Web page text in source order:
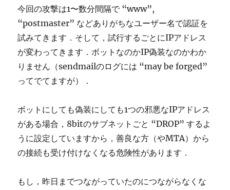
今回の攻撃は1〜数分間隔で “www”,
“postmaster” などありがちなユーザー名で認証を
試みてきます．そして，試行するごとにIPアドレス
が変わってきます．ボットなのかIP偽装なのかわか
りません（sendmailのログには “may be forged”
ってでてますが）．
ボットにしても偽装にしても1つの邪悪なIPアドレス
がある場合，8bitのサブネットごと “DROP” するよ
うに設定していますから，善良な方（やMTA）から
の接続も受け付けなくなる危険性があります．
もし，昨日までつながっていたのにつながらなくな